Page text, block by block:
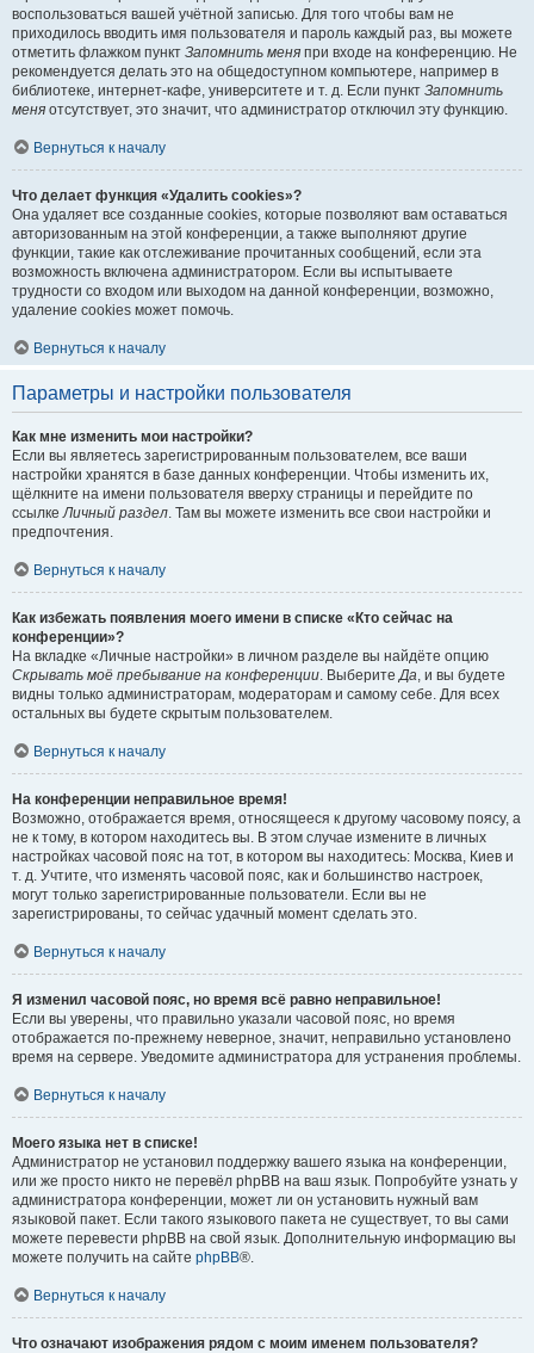
воспользоваться вашей учётной записью. Для того чтобы вам не
приходилось вводить имя пользователя и пароль каждый раз, вы можете
отметить флажком пункт Запомнить меня при входе на конференцию. Не
рекомендуется делать это на общедоступном компьютере, например в
библиотеке, интернет-кафе, университете и т. д. Если пункт Запомнить
меня отсутствует, это значит, что администратор отключил эту функцию.
Вернуться к началу
Что делает функция «Удалить cookies»?
Она удаляет все созданные cookies, которые позволяют вам оставаться
авторизованным на этой конференции, а также выполняют другие
функции, такие как отслеживание прочитанных сообщений, если эта
возможность включена администратором. Если вы испытываете
трудности со входом или выходом на данной конференции, возможно,
удаление cookies может помочь.
Вернуться к началу
Параметры и настройки пользователя
Как мне изменить мои настройки?
Если вы являетесь зарегистрированным пользователем, все ваши
настройки хранятся в базе данных конференции. Чтобы изменить их,
щёлкните на имени пользователя вверху страницы и перейдите по
ссылкеЛичный раздел. Там вы можете изменить все свои настройки и
предпочтения.
Вернуться к началу
Как избежать появления моего имени в списке «Кто сейчас на
конференции»?
На вкладке «Личные настройки» в личном разделе вы найдёте опцию
Скрывать моё пребывание на конференции. ВыберитеДа, и вы будете
видны только администраторам, модераторам и самому себе. Для всех
остальных вы будете скрытым пользователем.
Вернуться к началу
На конференции неправильное время!
Возможно, отображается время, относящееся к другому часовому поясу, а
не к тому, в котором находитесь вы. В этом случае измените в личных
настройках часовой пояс на тот, в котором вы находитесь: Москва, Киев и
т. д. Учтите, что изменять часовой пояс, как и большинство настроек,
могут только зарегистрированные пользователи. Если вы не
зарегистрированы, то сейчас удачный момент сделать это.
Вернуться к началу
Я изменил часовой пояс, но время всё равно неправильное!
Если вы уверены, что правильно указали часовой пояс, но время
отображается по-прежнему неверное, значит, неправильно установлено
время на сервере. Уведомите администратора для устранения проблемы.
Вернуться к началу
Моего языка нет в списке!
Администратор не установил поддержку вашего языка на конференции,
или же просто никто не перевёл phpBB на ваш язык. Попробуйте узнать у
администратора конференции, может ли он установить нужный вам
языковой пакет. Если такого языкового пакета не существует, то вы сами
можете перевести phpBB на свой язык. Дополнительную информацию вы
можете получить на сайте phpBB®.
Вернуться к началу
Что означают изображения рядом с моим именем пользователя?